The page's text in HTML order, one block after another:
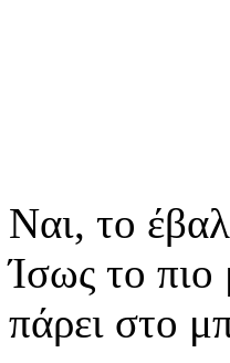
Ναι, το
Ίσως το
πάρει στο